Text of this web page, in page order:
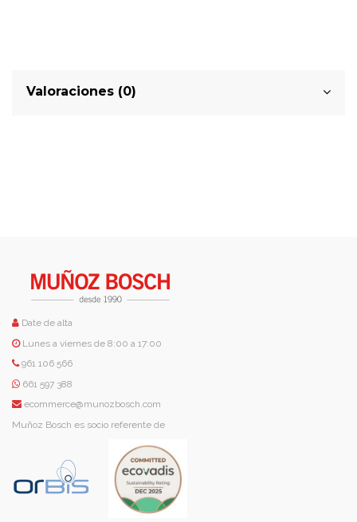
Valoraciones (0)
Date de alta
Lunes a viernes de 8:00 a 17:00
961 106 566
661 597 388
ecommerce@munozbosch.com
Muñoz Bosch es socio referente de